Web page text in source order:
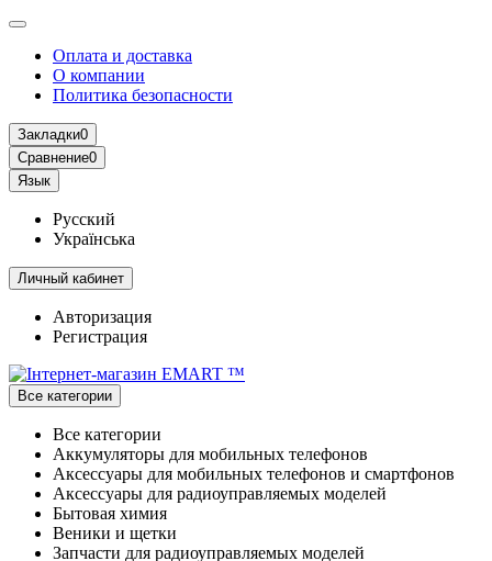
Оплата и доставка
О компании
Политика безопасности
Закладки0
Сравнение0
Язык
Русский
Українська
Личный кабинет
Авторизация
Регистрация
Все категории
Все категории
Аккумуляторы для мобильных телефонов
Аксессуары для мобильных телефонов и смартфонов
Аксессуары для радиоуправляемых моделей
Бытовая химия
Веники и щетки
Запчасти для радиоуправляемых моделей